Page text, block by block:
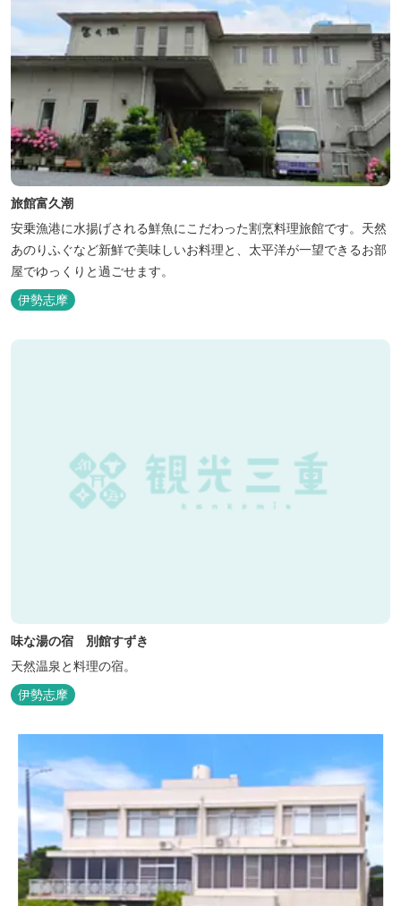
旅館富久潮
安乗漁港に水揚げされる鮮魚にこだわった割烹料理旅館です。天然
あのりふぐなど新鮮で美味しいお料理と、太平洋が一望できるお部
屋でゆっくりと過ごせます。
伊勢志摩
味な湯の宿 別館すずき
天然温泉と料理の宿。
伊勢志摩